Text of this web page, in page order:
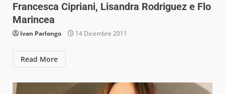
Francesca Cipriani, Lisandra Rodriguez e Flo
Marincea
Ivan Parlongo 14 Dicembre 2011
Read More